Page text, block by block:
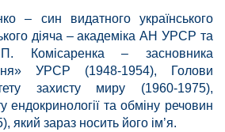
– син видатного українського
діяча – академіка АН УРСР та
Комісаренка – засновника
УРСР (1948-1954), Голови
захисту миру (1960-1975),
ендокринології та обміну речовин
який зараз носить його ім’я.